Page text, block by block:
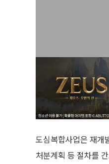
도심복합사업은 재개
처분계획 등 절차를